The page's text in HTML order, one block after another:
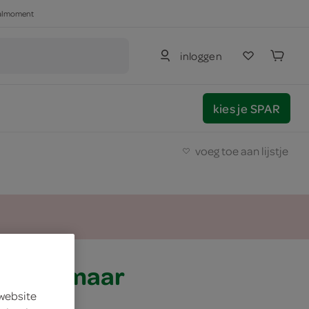
inloggen
kies je SPAR
voeg toe aan lijstje
zomaar